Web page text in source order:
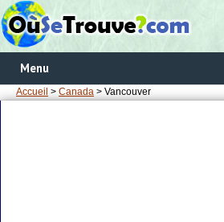
Menu
Accueil > Canada > Vancouver